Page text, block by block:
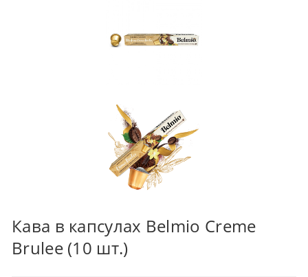
Кава в капсулах Belmio Creme
Brulee (10 шт.)